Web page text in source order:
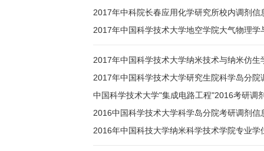
2017年中科院长春应用化学研究所校内调剂信
2017年中国科学技术大学地空学院大气物理
2017年中国科学技术大学纳米技术与纳米仿
2017年中国科学技术大学研究生院科学岛分院
中国科学技术大学"集成电路工程"2016考研调
2016中国科学技术大学科学岛分院考研调剂信
2016年中国科技大学纳米科学技术学院专业学